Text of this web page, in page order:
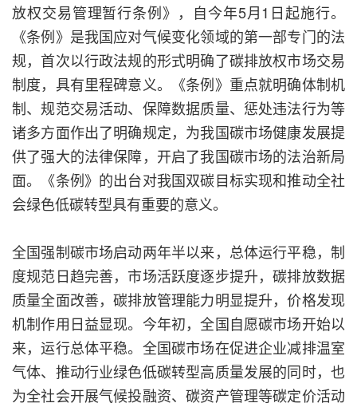
放权交易管理暂行条例》，自今年5月1日起施行。
《条例》是我国应对气候变化领域的第一部专门的法
规，首次以行政法规的形式明确了碳排放权市场交易
制度，具有里程碑意义。《条例》重点就明确体制机
制、规范交易活动、保障数据质量、惩处违法行为等
诸多方面作出了明确规定，为我国碳市场健康发展提
供了强大的法律保障，开启了我国碳市场的法治新局
面。《条例》的出台对我国双碳目标实现和推动全社
会绿色低碳转型具有重要的意义。
全国强制碳市场启动两年半以来，总体运行平稳，制
度规范日趋完善，市场活跃度逐步提升，碳排放数据
质量全面改善，碳排放管理能力明显提升，价格发现
机制作用日益显现。今年初，全国自愿碳市场开始以
来，运行总体平稳。全国碳市场在促进企业减排温室
气体、推动行业绿色低碳转型高质量发展的同时，也
为全社会开展气候投融资、碳资产管理等碳定价活动